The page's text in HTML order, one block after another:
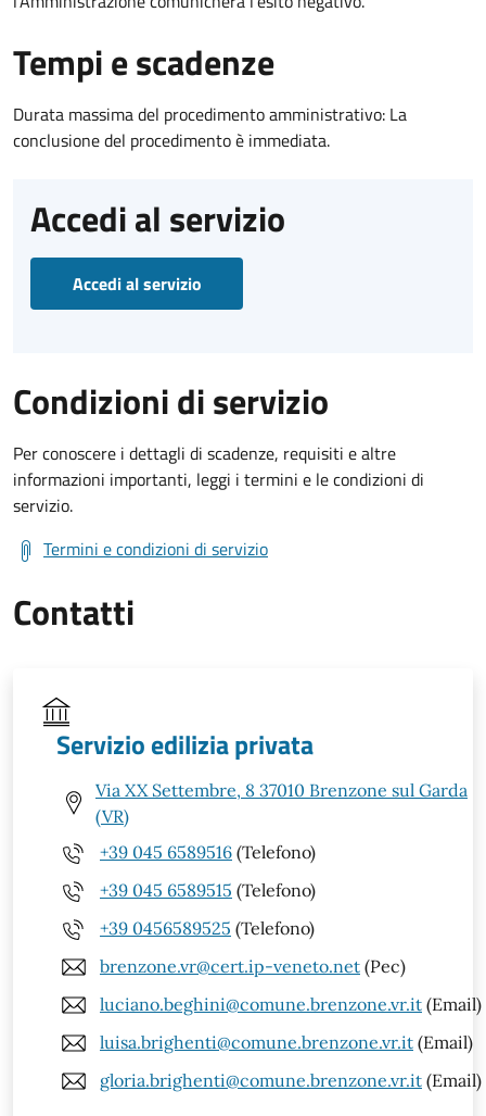
Tempi e scadenze
Durata massima del procedimento amministrativo: La
conclusione del procedimento è immediata.
Accedi al servizio
Accedi al servizio
Condizioni di servizio
Per conoscere i dettagli di scadenze, requisiti e altre
informazioni importanti, leggi i termini e le condizioni di
servizio.
Termini e condizioni di servizio
Contatti
Servizio edilizia privata
Via XX Settembre, 8 37010 Brenzone sul Garda
(VR)
+39 045 6589516 (Telefono)
+39 045 6589515 (Telefono)
+39 0456589525 (Telefono)
brenzone.vr@cert.ip-veneto.net (Pec)
luciano.beghini@comune.brenzone.vr.it (Email)
luisa.brighenti@comune.brenzone.vr.it (Email)
gloria.brighenti@comune.brenzone.vr.it (Email)